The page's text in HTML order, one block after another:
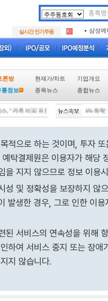
실시간 인기주동
아크로
.
삼성메
아하
.
삼성메
론방 현재가/차트
기업개요
통정보
종목뉴스 종합뉴스
, "카트 비피 프로" 미국 FDA 허가 임상
" 개인·기관 공방… 코스피, 0.6% 하락